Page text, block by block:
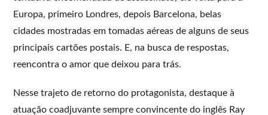
Europa, primeiro Londres, depois Barcelona, belas
cidades mostradas em tomadas aéreas de alguns de seus
principais cartões postais. E, na busca de respostas,
reencontra o amor que deixou para trás.
Nesse trajeto de retorno do protagonista, destaque à
atuação coadjuvante sempre convincente do inglês Ray